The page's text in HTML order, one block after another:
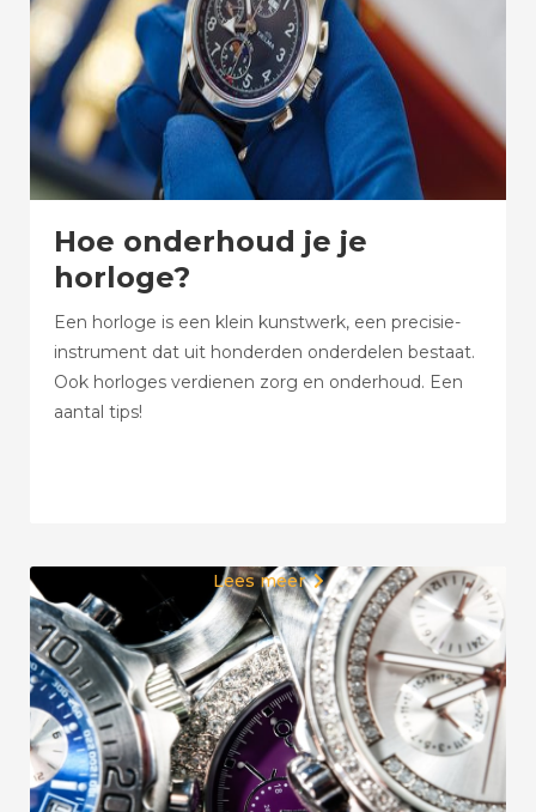
Hoe onderhoud je je
horloge?
Een horloge is een klein kunstwerk, een precisie-
instrument dat uit honderden onderdelen bestaat.
Ook horloges verdienen zorg en onderhoud. Een
aantal tips!
Lees meer 